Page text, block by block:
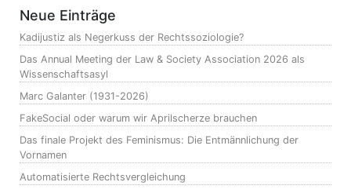
Neue Einträge
Kadijustiz als Negerkuss der Rechtssoziologie?
Das Annual Meeting der Law & Society Association 2026 als
Wissenschaftsasyl
Marc Galanter (1931-2026)
FakeSocial oder warum wir Aprilscherze brauchen
Das finale Projekt des Feminismus: Die Entmännlichung der
Vornamen
Automatisierte Rechtsvergleichung